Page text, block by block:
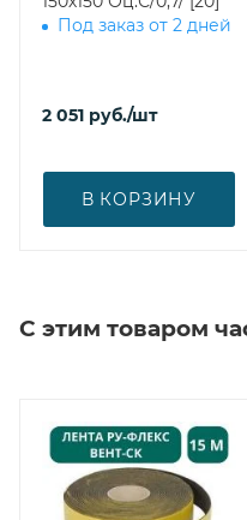
Под заказ от 2 дней
2 051 руб./шт
В КОРЗИНУ
С этим товаром